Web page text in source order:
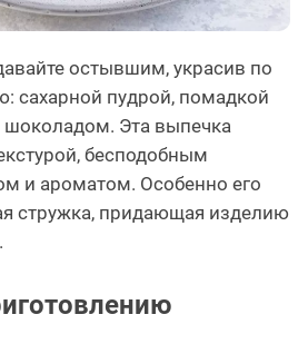
остывшим, украсив по
сахарной пудрой, помадкой
Эта выпечка
бесподобным
и ароматом. Особенно его
стружка, придающая изделию